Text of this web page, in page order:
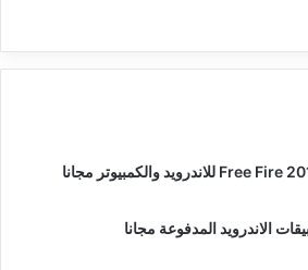
الاندرويد المدفوعة مجانا